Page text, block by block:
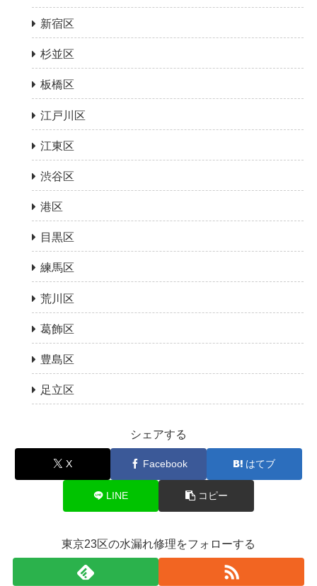
新宿区
杉並区
板橋区
江戸川区
江東区
渋谷区
港区
目黒区
練馬区
荒川区
葛飾区
豊島区
足立区
シェアする
X Facebook はてブ
LINE コピー
東京23区の水漏れ修理をフォローする